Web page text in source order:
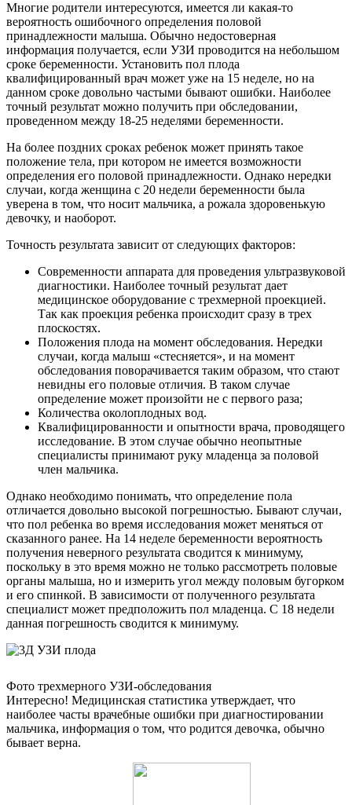
Многие родители интересуются, имеется ли какая-то
вероятность ошибочного определения половой
принадлежности малыша. Обычно недостоверная
информация получается, если УЗИ проводится на небольшом
сроке беременности. Установить пол плода
квалифицированный врач может уже на 15 неделе, но на
данном сроке довольно частыми бывают ошибки. Наиболее
точный результат можно получить при обследовании,
проведенном между 18-25 неделями беременности.
На более поздних сроках ребенок может принять такое
положение тела, при котором не имеется возможности
определения его половой принадлежности. Однако нередки
случаи, когда женщина с 20 недели беременности была
уверена в том, что носит мальчика, а рожала здоровенькую
девочку, и наоборот.
Точность результата зависит от следующих факторов:
Современности аппарата для проведения ультразвуковой
диагностики. Наиболее точный результат дает
медицинское оборудование с трехмерной проекцией.
Так как проекция ребенка происходит сразу в трех
плоскостях.
Положения плода на момент обследования. Нередки
случаи, когда малыш «стесняется», и на момент
обследования поворачивается таким образом, что стают
невидны его половые отличия. В таком случае
определение может произойти не с первого раза;
Количества околоплодных вод.
Квалифицированности и опытности врача, проводящего
исследование. В этом случае обычно неопытные
специалисты принимают руку младенца за половой
член мальчика.
Однако необходимо понимать, что определение пола
отличается довольно высокой погрешностью. Бывают случаи,
что пол ребенка во время исследования может меняться от
сказанного ранее. На 14 неделе беременности вероятность
получения неверного результата сводится к минимуму,
поскольку в это время можно не только рассмотреть половые
органы малыша, но и измерить угол между половым бугорком
и его спинкой. В зависимости от полученного результата
специалист может предположить пол младенца. С 18 недели
данная погрешность сводится к минимуму.
Фото трехмерного УЗИ-обследования
Интересно! Медицинская статистика утверждает, что
наиболее часты врачебные ошибки при диагностировании
мальчика, информация о том, что родится девочка, обычно
бывает верна.